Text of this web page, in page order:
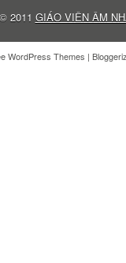
2011 GIÁO VIÊN ÂM
WordPress Themes |